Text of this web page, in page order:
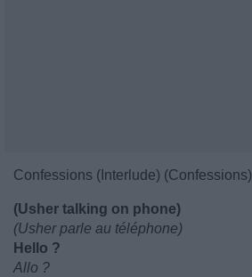
Confessions (Interlude) (Confessions)
(Usher talking on phone)
(Usher parle au téléphone)
Hello ?
Allo ?